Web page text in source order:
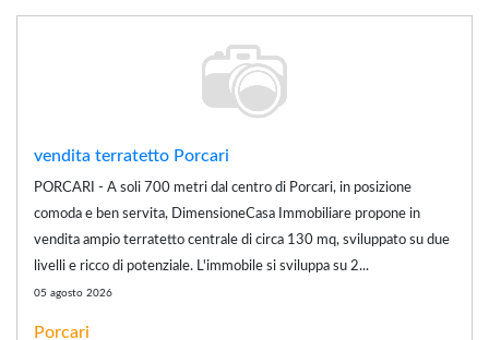
vendita terratetto Porcari
PORCARI - A soli 700 metri dal centro di Porcari, in posizione
comoda e ben servita, DimensioneCasa Immobiliare propone in
vendita ampio terratetto centrale di circa 130 mq, sviluppato su due
livelli e ricco di potenziale. L'immobile si sviluppa su 2...
05 agosto 2026
Porcari